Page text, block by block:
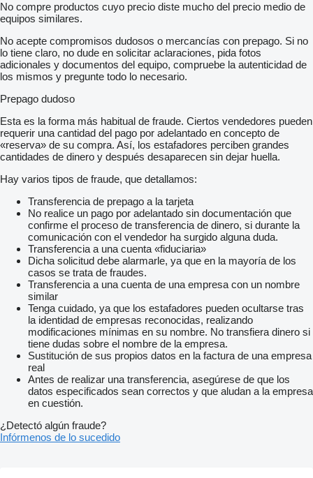
No compre productos cuyo precio diste mucho del precio medio de
equipos similares.
No acepte compromisos dudosos o mercancías con prepago. Si no
lo tiene claro, no dude en solicitar aclaraciones, pida fotos
adicionales y documentos del equipo, compruebe la autenticidad de
los mismos y pregunte todo lo necesario.
Prepago dudoso
Esta es la forma más habitual de fraude. Ciertos vendedores pueden
requerir una cantidad del pago por adelantado en concepto de
«reserva» de su compra. Así, los estafadores perciben grandes
cantidades de dinero y después desaparecen sin dejar huella.
Hay varios tipos de fraude, que detallamos:
Transferencia de prepago a la tarjeta
No realice un pago por adelantado sin documentación que
confirme el proceso de transferencia de dinero, si durante la
comunicación con el vendedor ha surgido alguna duda.
Transferencia a una cuenta «fiduciaria»
Dicha solicitud debe alarmarle, ya que en la mayoría de los
casos se trata de fraudes.
Transferencia a una cuenta de una empresa con un nombre
similar
Tenga cuidado, ya que los estafadores pueden ocultarse tras
la identidad de empresas reconocidas, realizando
modificaciones mínimas en su nombre. No transfiera dinero si
tiene dudas sobre el nombre de la empresa.
Sustitución de sus propios datos en la factura de una empresa
real
Antes de realizar una transferencia, asegúrese de que los
datos especificados sean correctos y que aludan a la empresa
en cuestión.
¿Detectó algún fraude?
Infórmenos de lo sucedido